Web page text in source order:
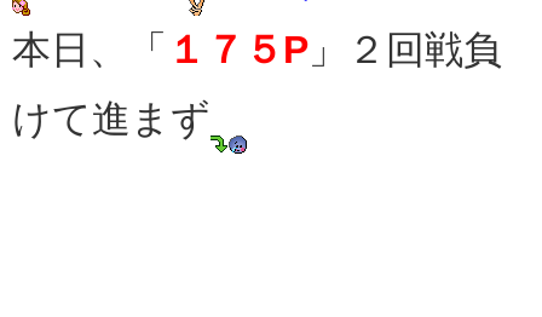
本日、「 １７５P 」２回戦負
けて進まず